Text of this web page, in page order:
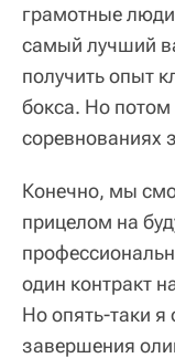
грамотные
самый лучший
получить опыт
бокса. Но потом
соревнованиях
Конечно, мы
прицелом на
один контракт
Но опять-таки я
завершения